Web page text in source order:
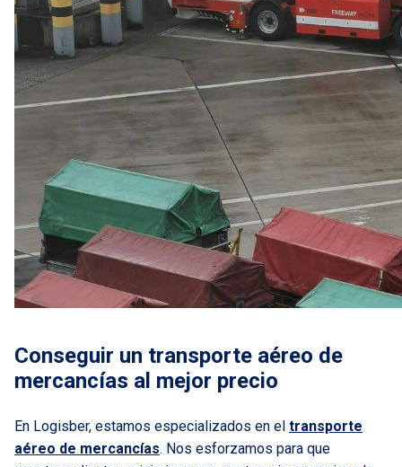
Conseguir un transporte aéreo de
mercancías al mejor precio
En Logisber, estamos especializados en el transporte
aéreo de mercancías. Nos esforzamos para que